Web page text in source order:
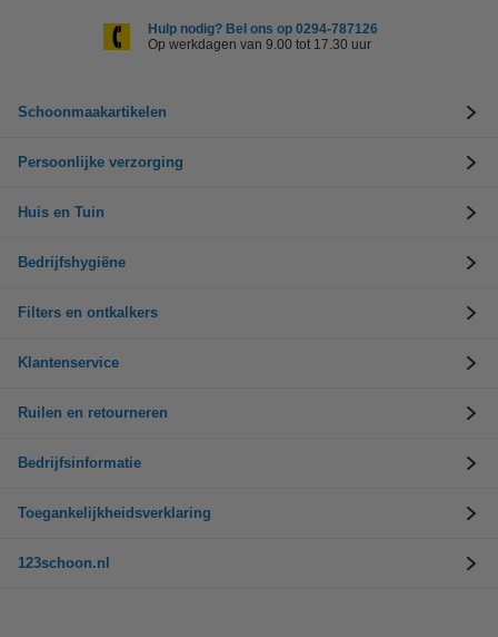
Hulp nodig? Bel ons op 0294-787126
Op werkdagen van 9.00 tot 17.30 uur
Schoonmaakartikelen
Persoonlijke verzorging
Huis en Tuin
Bedrijfshygiëne
Filters en ontkalkers
Klantenservice
Ruilen en retourneren
Bedrijfsinformatie
Toegankelijkheidsverklaring
123schoon.nl